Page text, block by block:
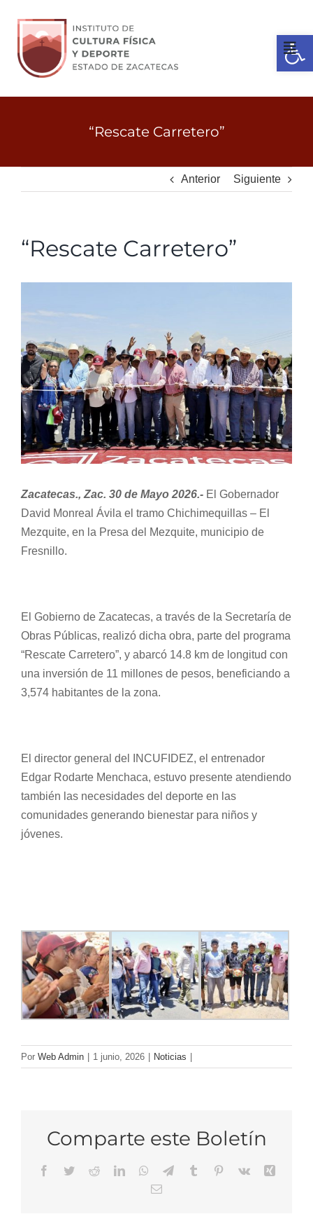
contenido
Transparencia
Normativa Interna
Programas
Rendición de Cuentas
Directorio
“Rescate Carretero”
Anterior Siguiente
“Rescate Carretero”
Larger
Zacatecas., Zac. 30 de Mayo 2026.- El Gobernador
David Monreal Ávila el tramo Chichimequillas – El
Mezquite, en la Presa del Mezquite, municipio de
Fresnillo.
El Gobierno de Zacatecas, a través de la Secretaría de
Obras Públicas, realizó dicha obra, parte del programa
“Rescate Carretero”, y abarcó 14.8 km de longitud con
una inversión de 11 millones de pesos, beneficiando a
3,574 habitantes de la zona.
El director general del INCUFIDEZ, el entrenador
Edgar Rodarte Menchaca, estuvo presente atendiendo
también las necesidades del deporte en las
comunidades generando bienestar para niños y
jóvenes.
Por Web Admin 1 junio, 2026 Noticias
Comparte este Boletín
Facebook
TwitterRedditLinkedInWhatsApp
TelegramTumblr Pinterest
Vk
Email